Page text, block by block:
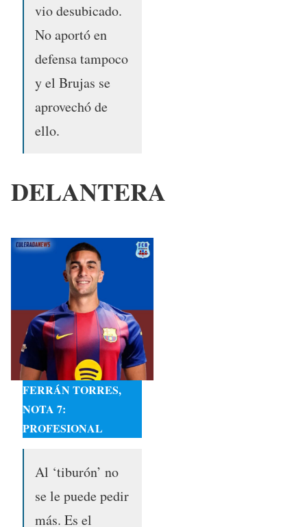
vio desubicado.
No aportó en
defensa tampoco
y el Brujas se
aprovechó de
ello.
DELANTERA
FERRÁN TORRES,
NOTA 7:
PROFESIONAL
Al ‘tiburón’ no
se le puede pedir
más. Es el